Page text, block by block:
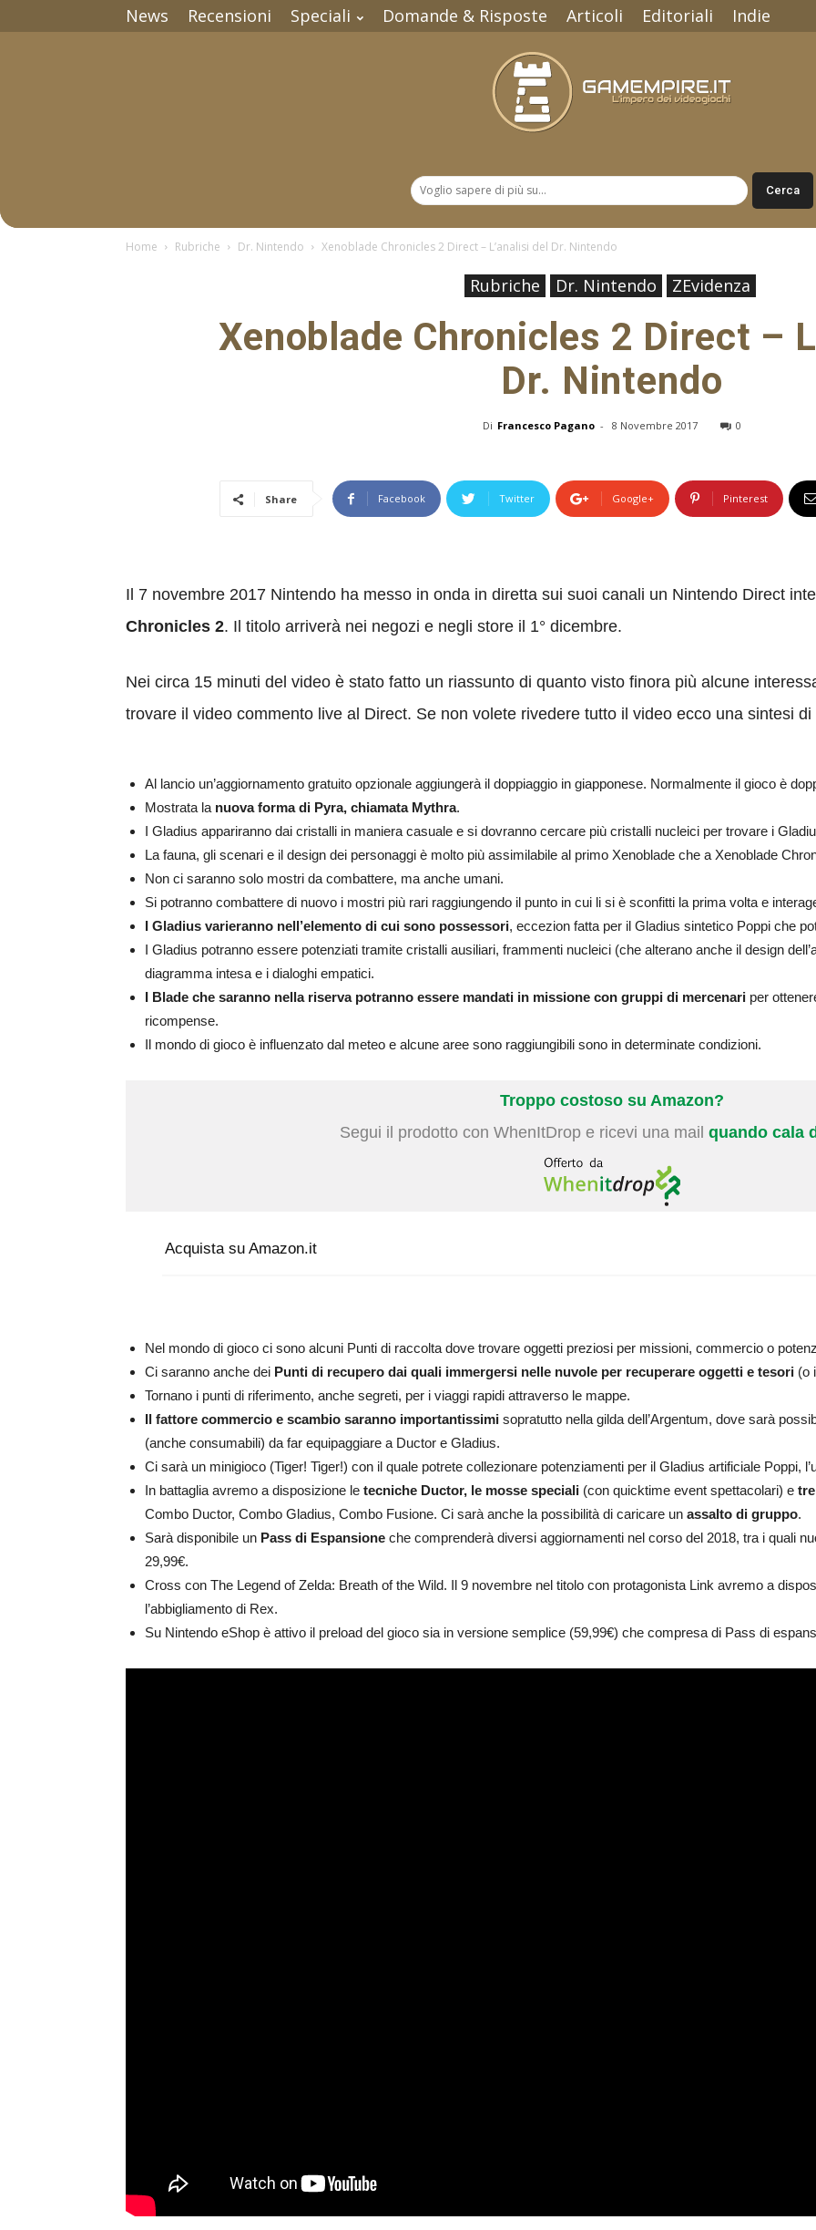
News Recensioni Speciali Domande & Risposte Articoli Editoriali Indie
Home Rubriche Dr. Nintendo Xenoblade Chronicles 2 Direct – L’analisi del Dr. Nintendo
Rubriche Dr. Nintendo ZEvidenza
Xenoblade Chronicles 2 Direct –
Dr. Nintendo
Di Francesco Pagano - 8 Novembre 2017 0
Share Facebook Twitter Google+ Pinterest
Il 7 novembre 2017 Nintendo ha messo in onda in diretta sui suoi canali un Nintendo Direct
Chronicles 2. Il titolo arriverà nei negozi e negli store il 1° dicembre.
Nei circa 15 minuti del video è stato fatto un riassunto di quanto visto finora più alcune
trovare il video commento live al Direct. Se non volete rivedere tutto il video ecco una sintesi
Al lancio un’aggiornamento gratuito opzionale aggiungerà il doppiaggio in giapponese. Normalmente il gioco è
Mostrata la nuova forma di Pyra, chiamata Mythra.
I Gladius appariranno dai cristalli in maniera casuale e si dovranno cercare più cristalli nucleici per trovare i
La fauna, gli scenari e il design dei personaggi è molto più assimilabile al primo Xenoblade che a Xenoblade
Non ci saranno solo mostri da combattere, ma anche umani.
Si potranno combattere di nuovo i mostri più rari raggiungendo il punto in cui li si è sconfitti la prima volta e
I Gladius varieranno nell’elemento di cui sono possessori, eccezion fatta per il Gladius sintetico Poppi che
I Gladius potranno essere potenziati tramite cristalli ausiliari, frammenti nucleici (che alterano anche il design
diagramma intesa e i dialoghi empatici.
I Blade che saranno nella riserva potranno essere mandati in missione con gruppi di mercenari per
ricompense.
Il mondo di gioco è influenzato dal meteo e alcune aree sono raggiungibili sono in determinate condizioni.
Troppo costoso su Amazon?
Segui il prodotto con WhenItDrop e ricevi una mail quando cala
Acquista su Amazon.it
Nel mondo di gioco ci sono alcuni Punti di raccolta dove trovare oggetti preziosi per missioni, commercio o
Ci saranno anche dei Punti di recupero dai quali immergersi nelle nuvole per recuperare oggetti e tesori (o
Tornano i punti di riferimento, anche segreti, per i viaggi rapidi attraverso le mappe.
Il fattore commercio e scambio saranno importantissimi sopratutto nella gilda dell’Argentum, dove sarà
(anche consumabili) da far equipaggiare a Ductor e Gladius.
Ci sarà un minigioco (Tiger! Tiger!) con il quale potrete collezionare potenziamenti per il Gladius artificiale Poppi,
In battaglia avremo a disposizione le tecniche Ductor, le mosse speciali (con quicktime event spettacolari) e
Combo Ductor, Combo Gladius, Combo Fusione. Ci sarà anche la possibilità di caricare un assalto di gruppo.
Sarà disponibile un Pass di Espansione che comprenderà diversi aggiornamenti nel corso del 2018, tra i quali
29,99€.
Cross con The Legend of Zelda: Breath of the Wild. Il 9 novembre nel titolo con protagonista Link avremo a
l’abbigliamento di Rex.
Su Nintendo eShop è attivo il preload del gioco sia in versione semplice (59,99€) che compresa di Pass di